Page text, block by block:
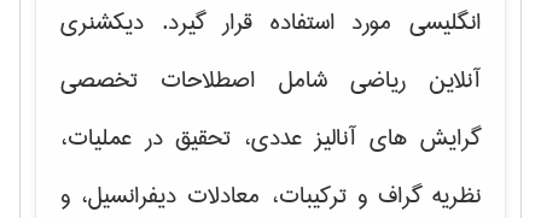
انگلیسی مورد استفاده قرار گیرد. دیکشنری
آنلاین ریاضی شامل اصطلاحات تخصصی
گرایش های آنالیز عددی، تحقیق در عملیات،
نظریه گراف و تركیبات، معادلات دیفرانسیل، و